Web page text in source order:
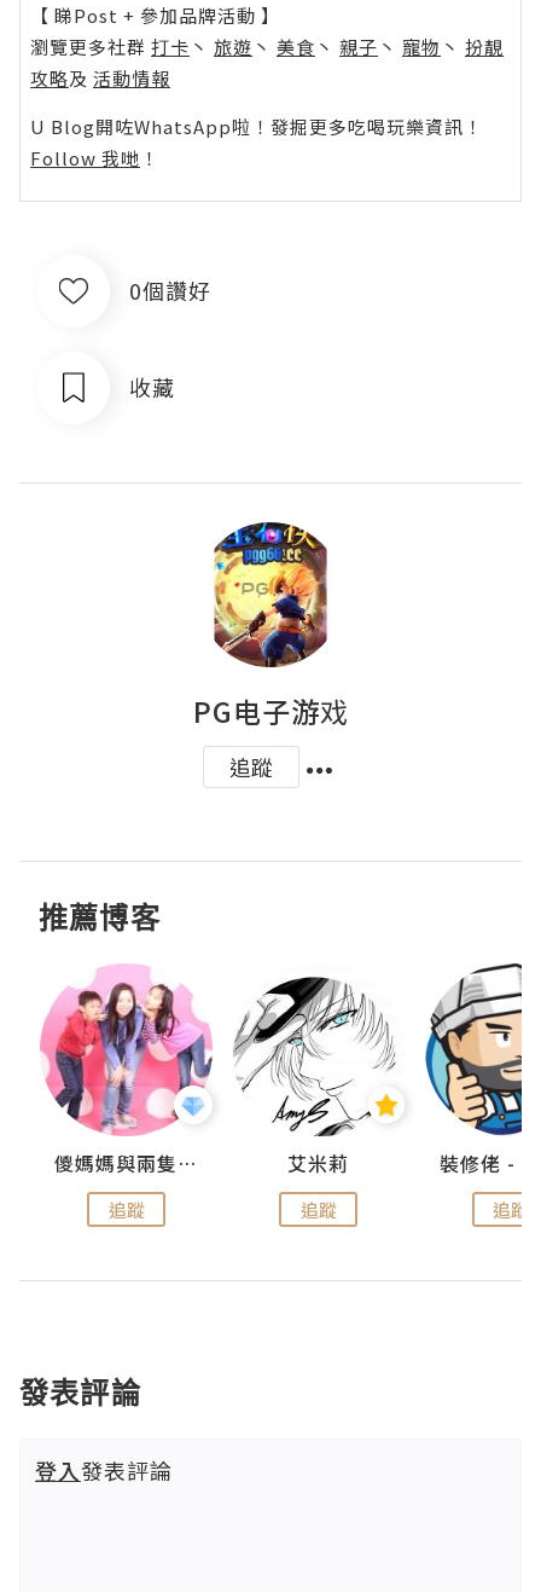
【 睇Post + 參加品牌活動 】
瀏覽更多社群 打卡 丶 旅遊 丶 美食 丶 親子 丶 寵物 丶 扮靚
攻略及 活動情報
U Blog開咗WhatsApp啦！發掘更多吃喝玩樂資訊！
Follow 我哋 ！
0個讚好
收藏
PG电子游戏
追蹤
推薦博客
儍媽媽與兩隻小魔怪之家
追蹤
艾米莉
追蹤 追蹤
發表評論
登入發表評論